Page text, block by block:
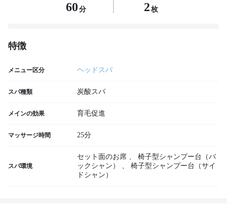
60 分 2 枚
特徴
メニュー区分 ヘッドスパ
スパ種類 炭酸スパ
メインの効果 育毛促進
マッサージ時間 25分
スパ環境
セット面のお席 、
椅子型シャンプー台（バ
ックシャン）
、
椅子型シャンプー台（サイ
ドシャン）